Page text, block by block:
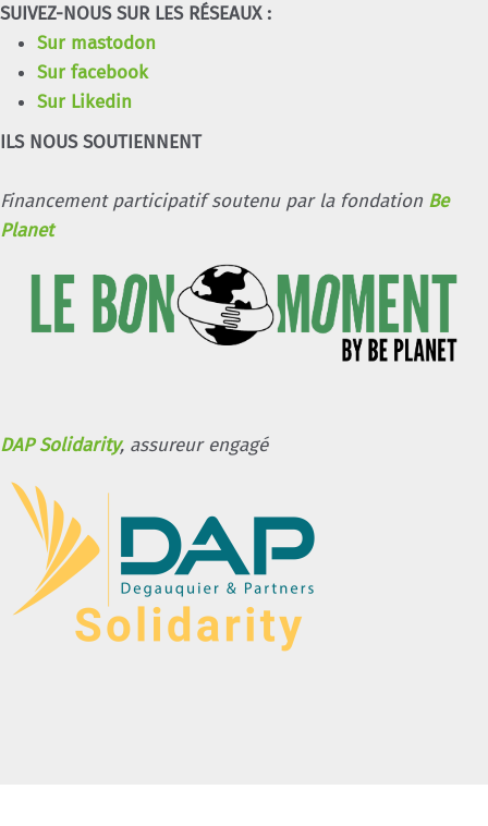
SUIVEZ-NOUS SUR LES RÉSEAUX :
Sur mastodon
Sur facebook
Sur Likedin
ILS NOUS SOUTIENNENT
Financement participatif soutenu par la fondation Be
Planet
DAP Solidarity, assureur engagé